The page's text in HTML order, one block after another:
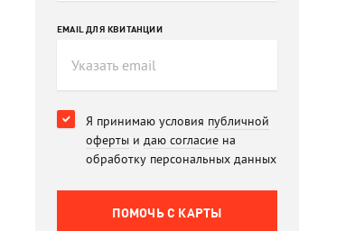
EMAIL ДЛЯ КВИТАНЦИИ
Я принимаю условия публичной
оферты и даю согласие на
обработку персональных данных
ПОМОЧЬ C КАРТЫ